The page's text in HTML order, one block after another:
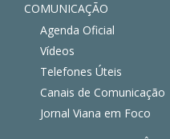
COMUNICAÇÃO
Agenda Oficial
Vídeos
Telefones Úteis
Canais de Comunicação
Jornal Viana em Foco